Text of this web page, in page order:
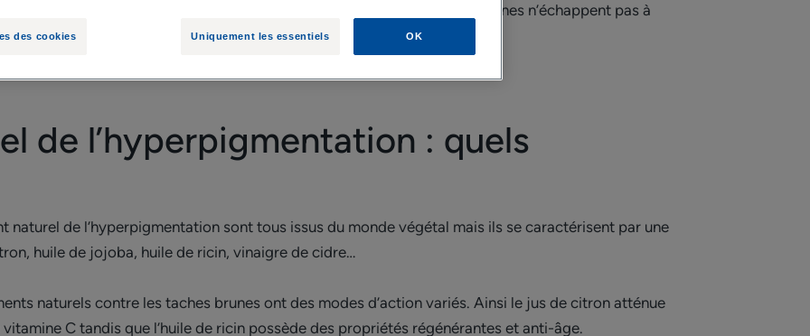
vouloir nous soigner naturellement. Les personnes ayant des taches brunes n’échappent pas à
naturel contre l’hyperpigmentation.
de l’hyperpigmentation : quels
naturel de l’hyperpigmentation sont tous issus du monde végétal mais ils se caractérisent par une
huile de jojoba, huile de ricin, vinaigre de cidre…
naturels contre les taches brunes ont des modes d’action variés. Ainsi le jus de citron atténue
C tandis que l’huile de ricin possède des propriétés régénérantes et anti-âge.
des cookies Uniquement les essentiels OK